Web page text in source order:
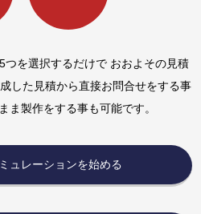
つを選択するだけで おおよその見積
した見積から直接お問合せをする事
ま製作をする事も可能です。
ュレーションを始める